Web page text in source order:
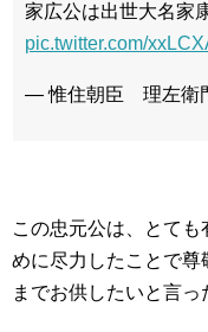
家広公は出世大名家
pic.twitter.com/
— 惟住朝臣 理左衛
この忠元公は、とて
めに尽力したことで尊
までお供したいと言っ